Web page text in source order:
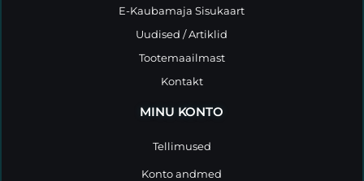
E-Kaubamaja Sisukaart
Uudised / Artiklid
Tootemaailmast
Kontakt
MINU KONTO
Tellimused
Konto andmed